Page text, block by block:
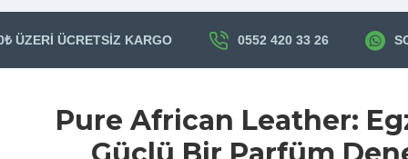
ÜZERI ÜCRETSIZ KARGO 0552 420 33 26
Pure African Leather: